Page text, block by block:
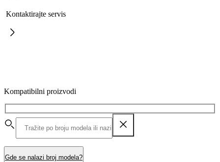
Kontaktirajte servis
Kompatibilni proizvodi
Gde se nalazi broj modela?